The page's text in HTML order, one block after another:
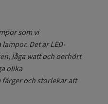
som vi
Det är LED-
låga watt och oerhört
olika
och storlekar att